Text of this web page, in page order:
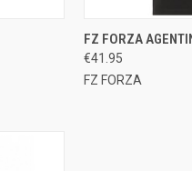
QUICK VIEW
Compare
FZ FORZA
€41.95
FZ FORZA